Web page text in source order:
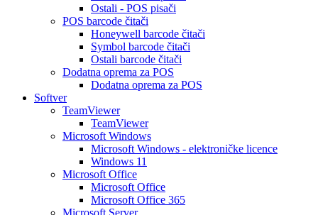
Ostali - POS pisači
POS barcode čitači
Honeywell barcode čitači
Symbol barcode čitači
Ostali barcode čitači
Dodatna oprema za POS
Dodatna oprema za POS
Softver
TeamViewer
TeamViewer
Microsoft Windows
Microsoft Windows - elektroničke licence
Windows 11
Microsoft Office
Microsoft Office
Microsoft Office 365
Microsoft Server